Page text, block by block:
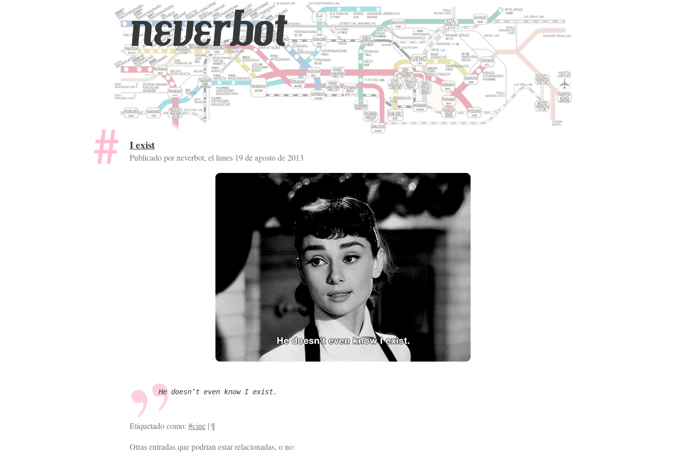
neverbot
I exist
Publicado por neverbot, el lunes 19 de agosto de 2013
He doesn’t even know I exist.
Etiquetado como: #cine |¶
Otras entradas que podrían estar relacionadas, o no: